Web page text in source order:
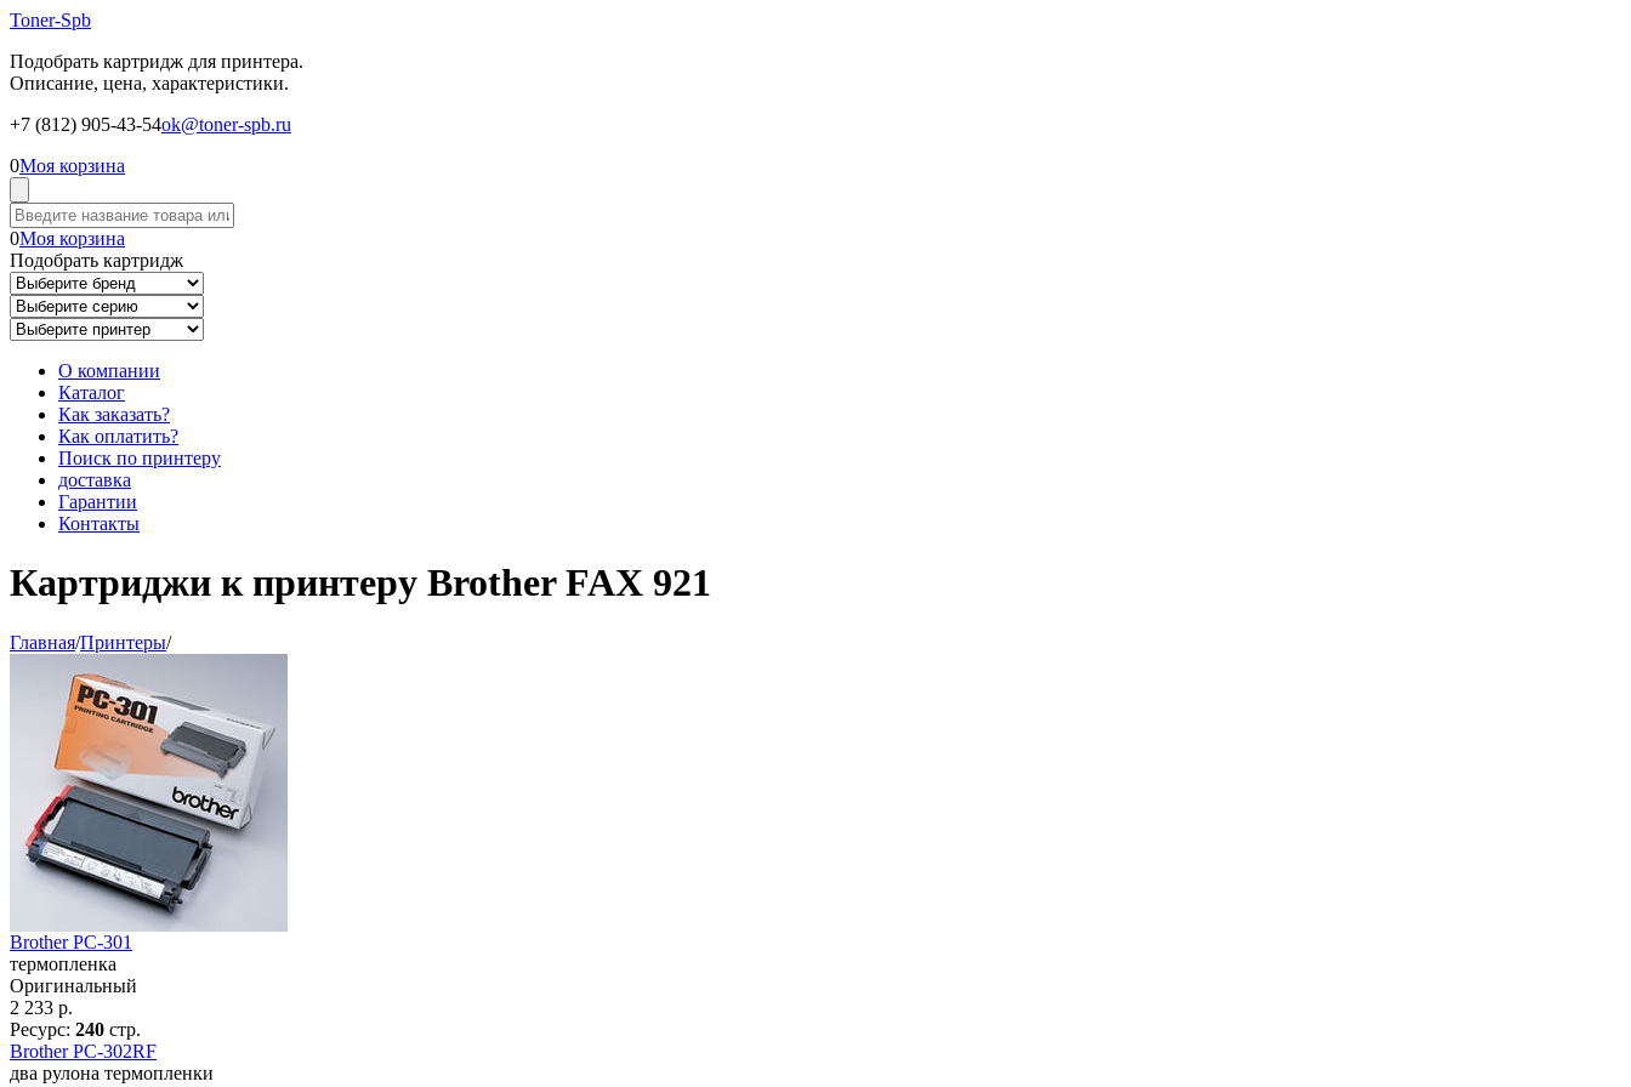
Toner-Spb
Подобрать картридж для принтера.
Описание, цена, характеристики.
+7 (812) 905-43-54ok@toner-spb.ru
0Моя корзина
0Моя корзина
Подобрать картридж
О компании
Каталог
Как заказать?
Как оплатить?
Поиск по принтеру
доставка
Гарантии
Контакты
Картриджи к принтеру Brother FAX 921
Главная/Принтеры/
Brother PC-301
термопленка
Оригинальный
2 233 р.
Ресурс: 240 стр.
Brother PC-302RF
два рулона термопленки